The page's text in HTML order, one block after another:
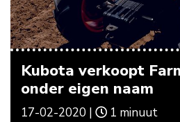
Kubota verkoopt
onder eigen naam
17-02-2020 | 1 minuut